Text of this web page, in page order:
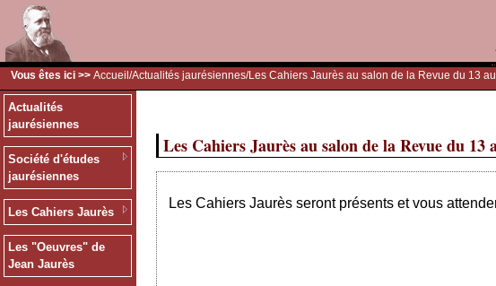
Vous êtes ici >> Accueil /Actualités jaurésiennes/Les Cahiers Jaurès au salon de la Revue du 13
Actualités
jaurésiennes
Société d'études
jaurésiennes
Les Cahiers Jaurès
Les "Oeuvres" de
Jean Jaurès
Les Cahiers Jaurès au salon de la Revue du 13
Les Cahiers Jaurès seront présents et vous